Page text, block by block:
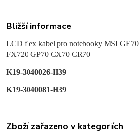
Bližší informace
LCD flex kabel pro notebooky MSI
FX720 GP70 CX70 CR70
K19-3040026-H39
K19-3040081-H39
Zboží zařazeno v kategoriích